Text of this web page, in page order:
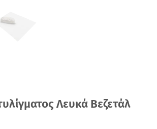
Λευκά Βεζετάλ